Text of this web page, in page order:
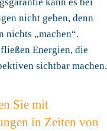
kann es bei
nicht geben, denn
nichts „machen“.
Energien, die
sichtbar machen.
Sie mit
in Zeiten von